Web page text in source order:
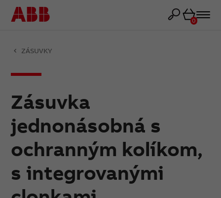
Košík
0
ZÁSUVKY
Zásuvka
jednonásobná s
ochranným kolíkom,
s integrovanými